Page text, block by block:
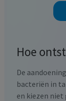
Hoe
De
bacteriën in
en kiezen niet